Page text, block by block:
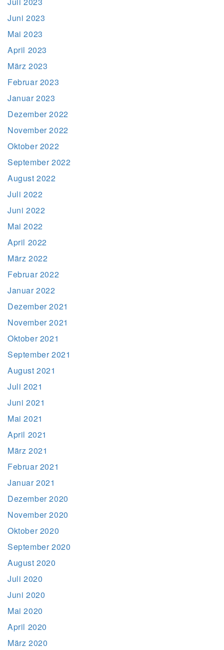
Juni 2023
Mai 2023
April 2023
März 2023
Februar 2023
Januar 2023
Dezember 2022
November 2022
Oktober 2022
September 2022
August 2022
Juli 2022
Juni 2022
Mai 2022
April 2022
März 2022
Februar 2022
Januar 2022
Dezember 2021
November 2021
Oktober 2021
September 2021
August 2021
Juli 2021
Juni 2021
Mai 2021
April 2021
März 2021
Februar 2021
Januar 2021
Dezember 2020
November 2020
Oktober 2020
September 2020
August 2020
Juli 2020
Juni 2020
Mai 2020
April 2020
März 2020